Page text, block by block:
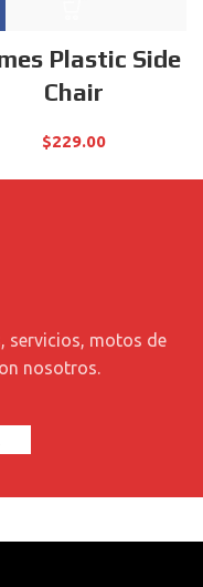
Plastic Side
Chair
$229.00
servicios, motos de
nosotros.